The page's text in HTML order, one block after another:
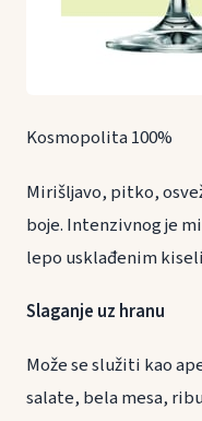
Kosmopolita 100%
Mirišljavo, pitko,
boje. Intenzivnog je
lepo usklađenim
Slaganje uz
Može se služiti kao
salate, bela mesa,